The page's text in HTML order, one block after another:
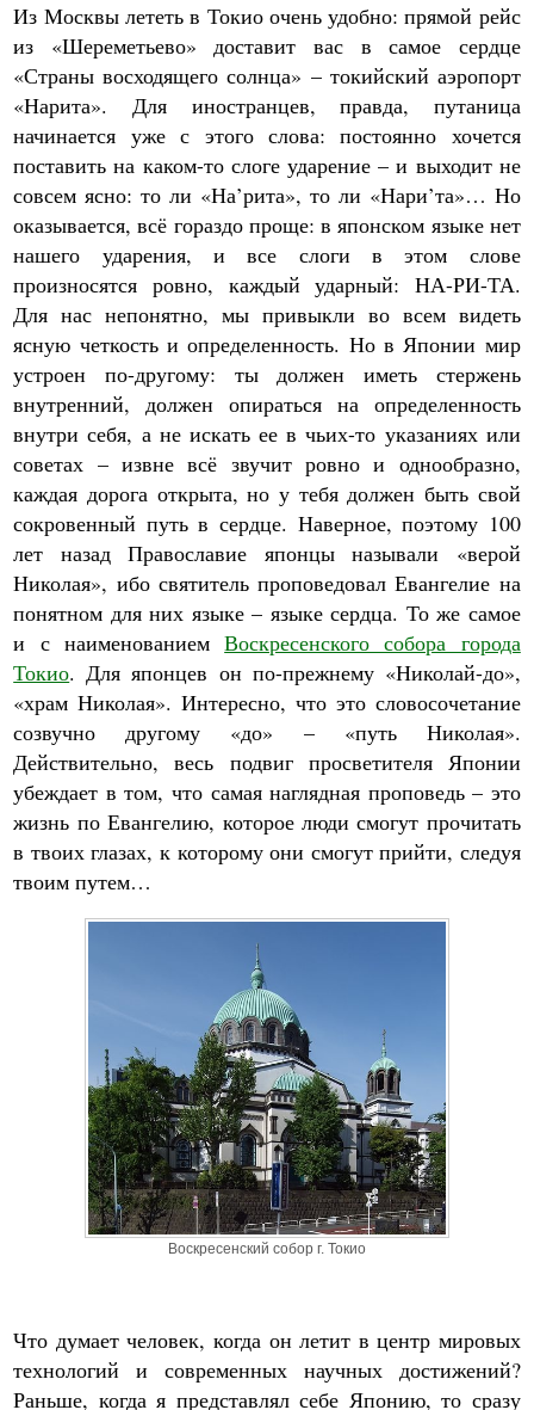
Из Москвы лететь в Токио очень удобно: прямой рейс
из «Шереметьево» доставит вас в самое сердце
«Страны восходящего солнца» – токийский аэропорт
«Нарита». Для иностранцев, правда, путаница
начинается уже с этого слова: постоянно хочется
поставить на каком-то слоге ударение – и выходит не
совсем ясно: то ли «На’рита», то ли «Нари’та»… Но
оказывается, всё гораздо проще: в японском языке нет
нашего ударения, и все слоги в этом слове
произносятся ровно, каждый ударный: НА-РИ-ТА.
Для нас непонятно, мы привыкли во всем видеть
ясную четкость и определенность. Но в Японии мир
устроен по-другому: ты должен иметь стержень
внутренний, должен опираться на определенность
внутри себя, а не искать ее в чьих-то указаниях или
советах – извне всё звучит ровно и однообразно,
каждая дорога открыта, но у тебя должен быть свой
сокровенный путь в сердце. Наверное, поэтому 100
лет назад Православие японцы называли «верой
Николая», ибо святитель проповедовал Евангелие на
понятном для них языке – языке сердца. То же самое
и с наименованиемВоскресенского собора города
Токио. Для японцев он по-прежнему «Николай-до»,
«храм Николая». Интересно, что это словосочетание
созвучно другому «до» – «путь Николая».
Действительно, весь подвиг просветителя Японии
убеждает в том, что самая наглядная проповедь – это
жизнь по Евангелию, которое люди смогут прочитать
в твоих глазах, к которому они смогут прийти, следуя
твоим путем…
Воскресенский собор г. Токио
Что думает человек, когда он летит в центр мировых
технологий и современных научных достижений?
Раньше, когда я представлял себе Японию, то сразу